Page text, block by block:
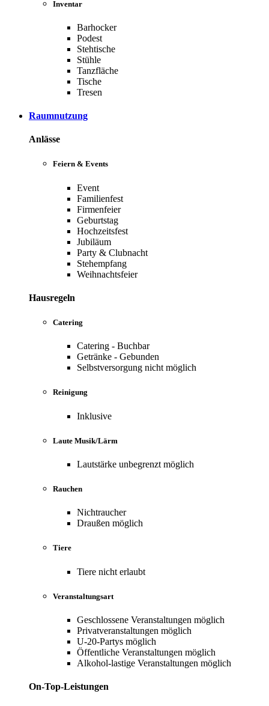
Inventar
Barhocker
Podest
Stehtische
Stühle
Tanzfläche
Tische
Tresen
Raumnutzung
Anlässe
Feiern & Events
Event
Familienfest
Firmenfeier
Geburtstag
Hochzeitsfest
Jubiläum
Party & Clubnacht
Stehempfang
Weihnachtsfeier
Hausregeln
Catering
Catering - Buchbar
Getränke - Gebunden
Selbstversorgung nicht möglich
Reinigung
Inklusive
Laute Musik/Lärm
Lautstärke unbegrenzt möglich
Rauchen
Nichtraucher
Draußen möglich
Tiere
Tiere nicht erlaubt
Veranstaltungsart
Geschlossene Veranstaltungen möglich
Privatveranstaltungen möglich
U-20-Partys möglich
Öffentliche Veranstaltungen möglich
Alkohol-lastige Veranstaltungen möglich
On-Top-Leistungen